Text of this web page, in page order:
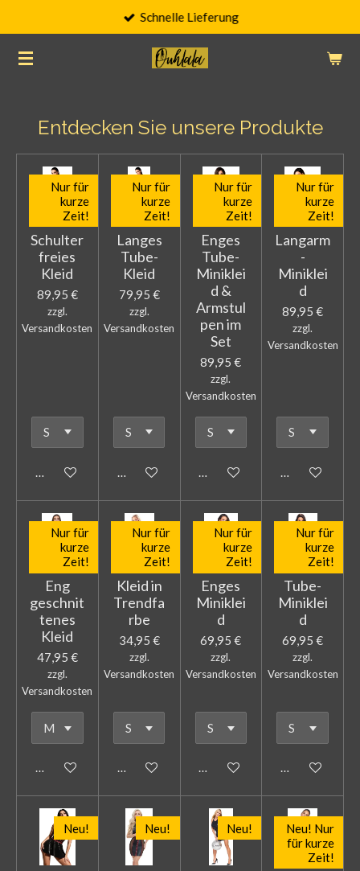
springen
Schnelle Lieferung
Entdecken Sie unsere Produkte
Nur für
kurze
Zeit!
Schulter
freies
Kleid
89,95 €
zzgl.
Versandkosten
In den Warenkorb
Nur für
kurze
Zeit!
Langes
Tube-
Kleid
79,95 €
zzgl.
Versandkosten
In den Warenkorb
Nur für
kurze
Zeit!
Enges
Tube-
Miniklei
d &
Armstul
pen im
Set
89,95 €
zzgl.
Versandkosten
In den Warenkorb
Nur für
kurze
Zeit!
Langarm
-
Miniklei
d
89,95 €
zzgl.
Versandkosten
In den
Nur für
kurze
Zeit!
Eng
geschnit
tenes
Kleid
47,95 €
zzgl.
Versandkosten
In den Warenkorb
Nur für
kurze
Zeit!
Kleid in
Trendfa
rbe
34,95 €
zzgl.
Versandkosten
In den Warenkorb
Nur für
kurze
Zeit!
Enges
Miniklei
d
69,95 €
zzgl.
Versandkosten
In den Warenkorb
Nur für
kurze
Zeit!
Tube-
Miniklei
d
69,95 €
zzgl.
Versandkosten
In den
Neu! Neu! Neu!
Neu! Nur
für kurze
Zeit!